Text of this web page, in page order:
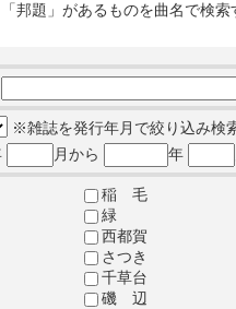
邦題」があるものを曲名で検
※雑誌を発行年月で絞り込み検
月から 年
稲 毛
緑
西都賀
さつき
千草台
磯 辺